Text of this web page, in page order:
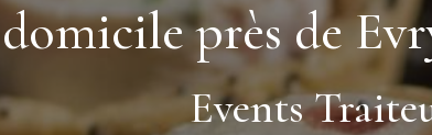
près de
Events